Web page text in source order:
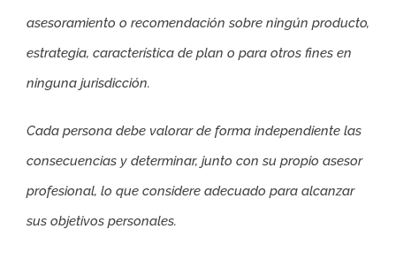
asesoramiento o recomendación sobre ningún producto,
estrategia, característica de plan o para otros fines en
ninguna jurisdicción.
Cada persona debe valorar de forma independiente las
consecuencias y determinar, junto con su propio asesor
profesional, lo que considere adecuado para alcanzar
sus objetivos personales.